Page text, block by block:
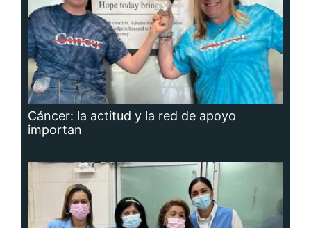
Cáncer: la actitud y la red de apoyo
importan